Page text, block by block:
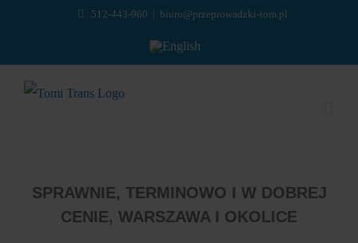
zawartości
512-443-960 | biuro@przeprowadzki-tom.pl
English
SPRAWNIE, TERMINOWO I W DOBREJ
CENIE, WARSZAWA I OKOLICE